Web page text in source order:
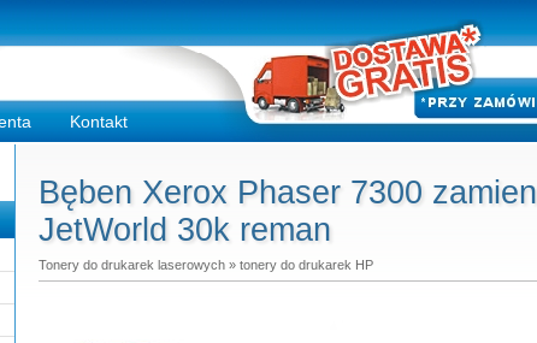
Kontakt
Bęben Xerox Phaser 7300
JetWorld 30k reman
Tonery do drukarek laserowych » tonery do drukarek HP